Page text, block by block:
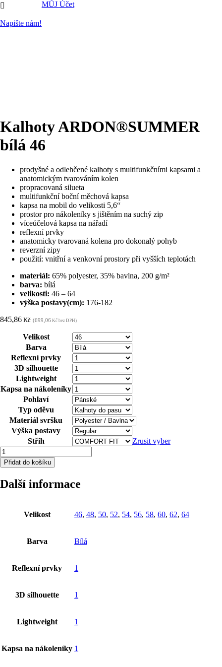

Napište nám!
MŮJ Účet
Kalhoty ARDON®SUMMER
bílá 46
prodyšné a odlehčené kalhoty s multifunkčními kapsami a
anatomickým tvarováním kolen
propracovaná silueta
multifunkční boční měchová kapsa
kapsa na mobil do velikosti 5,6“
prostor pro nákoleníky s jištěním na suchý zip
víceúčelová kapsa na nářadí
reflexní prvky
anatomicky tvarovaná kolena pro dokonalý pohyb
reverzní zipy
použití: vnitřní a venkovní prostory při vyšších teplotách
materiál: 65% polyester, 35% bavlna, 200 g/m²
barva: bílá
velikosti: 46 – 64
výška postavy(cm): 176-182
845,86 Kč (699,06 Kč bez DPH)
Velikost
Barva
Reflexní prvky
3D silhouette
Lightweight
Kapsa na nákoleníky
Pohlaví
Typ oděvu
Materiál svršku
Výška postavy
Střih
Zrusit vyber
Kalhoty
ARDON®SUMMER
bílá
množství
Přidat do košíku
Další informace
Velikost 46, 48, 50, 52, 54, 56, 58, 60, 62, 64
Barva Bílá
Reflexní prvky 1
3D silhouette 1
Lightweight 1
Kapsa na nákoleníky 1